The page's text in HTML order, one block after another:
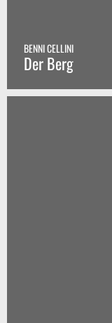
BENNI CELLINI
Der Berg